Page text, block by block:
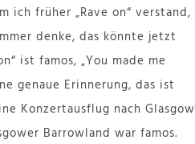
ich früher „Rave on“ verstand,
denke, das könnte jetzt
ist famos, „You made me
genaue Erinnerung, das ist
Konzertausflug nach Glasgow
Barrowland war famos.